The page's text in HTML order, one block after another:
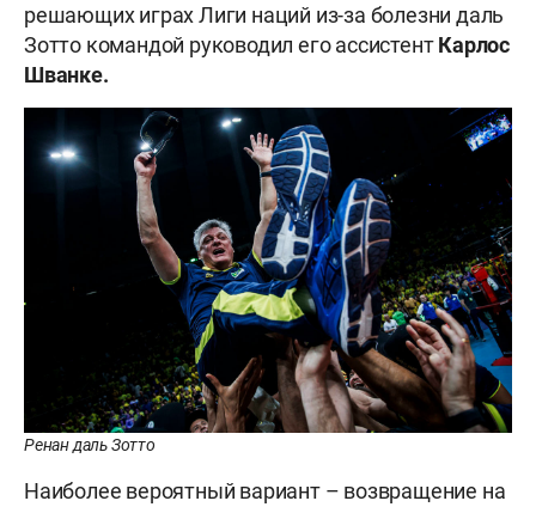
решающих играх Лиги наций из-за болезни даль
Зотто командой руководил его ассистентКарлос
Шванке.
Ренан даль Зотто
Наиболее вероятный вариант – возвращение на